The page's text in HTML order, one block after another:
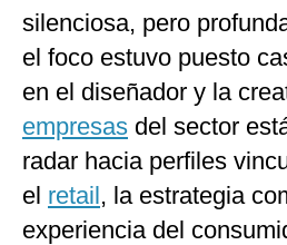
silenciosa, pero
el foco estuvo puesto
en el diseñador y la
empresas del sector
radar hacia perfiles
el retail, la estrategia
experiencia del